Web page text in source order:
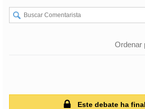
soychiloé
Ordenar
Este debate ha